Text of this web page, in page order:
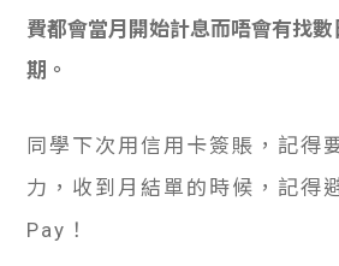
費都會當月開始計息而唔會有找
期。
同學下次用信用卡簽賬，記得
力，收到月結單的時候，記得
Pay！